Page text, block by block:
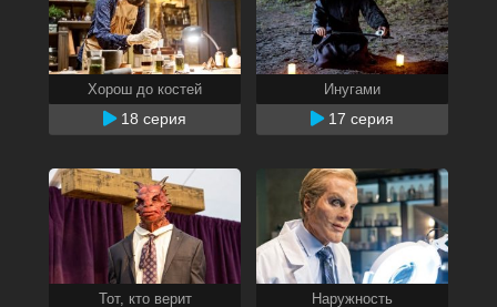
Хорош до костей
18 серия
Инугами
17 серия
Тот, кто верит Наружность